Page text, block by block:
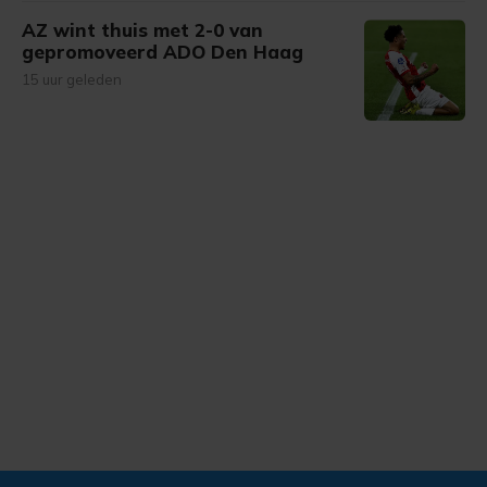
AZ wint thuis met 2-0 van
gepromoveerd ADO Den Haag
15 uur geleden